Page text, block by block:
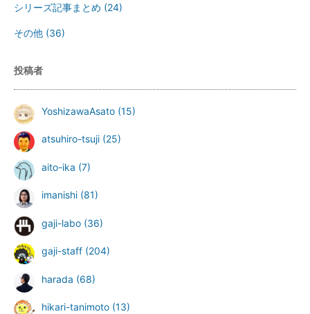
シリーズ記事まとめ (24)
その他 (36)
投稿者
YoshizawaAsato (15)
atsuhiro-tsuji (25)
aito-ika (7)
imanishi (81)
gaji-labo (36)
gaji-staff (204)
harada (68)
hikari-tanimoto (13)